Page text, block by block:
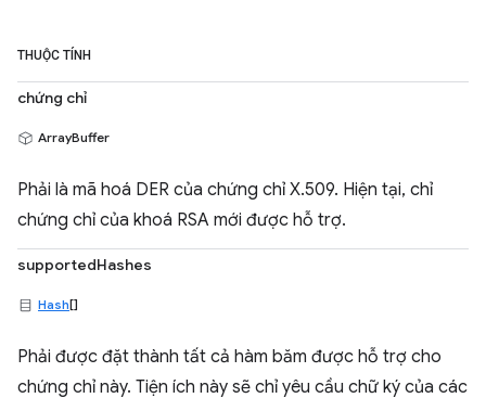
THUỘC TÍNH
chứng chỉ
ArrayBuffer
Phải là mã hoá DER của chứng chỉ X.509. Hiện tại, chỉ
chứng chỉ của khoá RSA mới được hỗ trợ.
supportedHashes
Hash[]
Phải được đặt thành tất cả hàm băm được hỗ trợ cho
chứng chỉ này. Tiện ích này sẽ chỉ yêu cầu chữ ký của các